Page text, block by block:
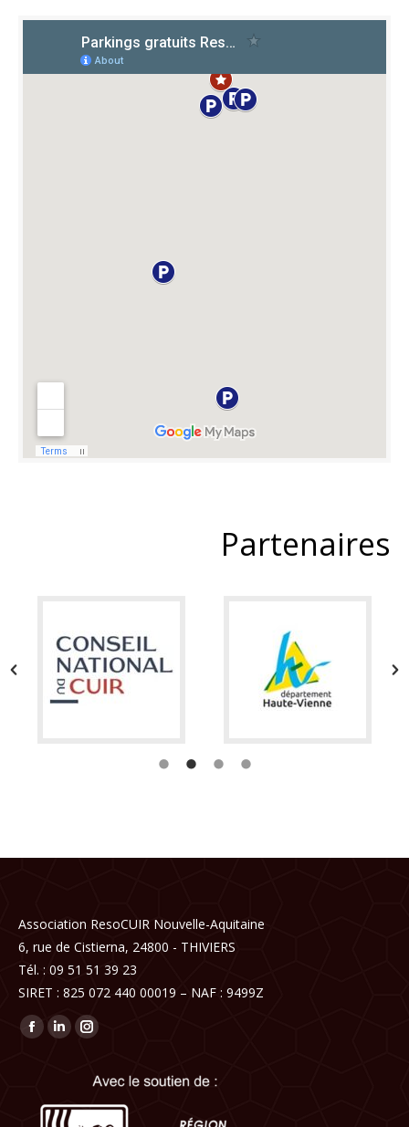
Partenaires
Association ResoCUIR Nouvelle-Aquitaine
6, rue de Cistierna, 24800 - THIVIERS
Tél. : 09 51 51 39 23
SIRET : 825 072 440 00019 – NAF : 9499Z
Trouvez nous sur :
Facebook
in
LinkedIn
opens
in
Instagram
opens
in